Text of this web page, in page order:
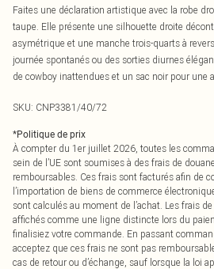
Faites une déclaration artistique avec la robe
taupe. Elle présente une silhouette droite
asymétrique et une manche trois-quarts à
journée spontanés ou des sorties diurnes
de cowboy inattendues et un sac noir pour une
SKU: CNP3381/40/72
*Politique de prix
À compter du 1er juillet 2026, toutes les
sein de l’UE sont soumises à des frais de
remboursables. Ces frais sont facturés afin de
l’importation de biens de commerce
sont calculés au moment de l’achat. Les frais
affichés comme une ligne distincte lors du
finalisiez votre commande. En passant
acceptez que ces frais ne sont pas
cas de retour ou d’échange, sauf lorsque la loi